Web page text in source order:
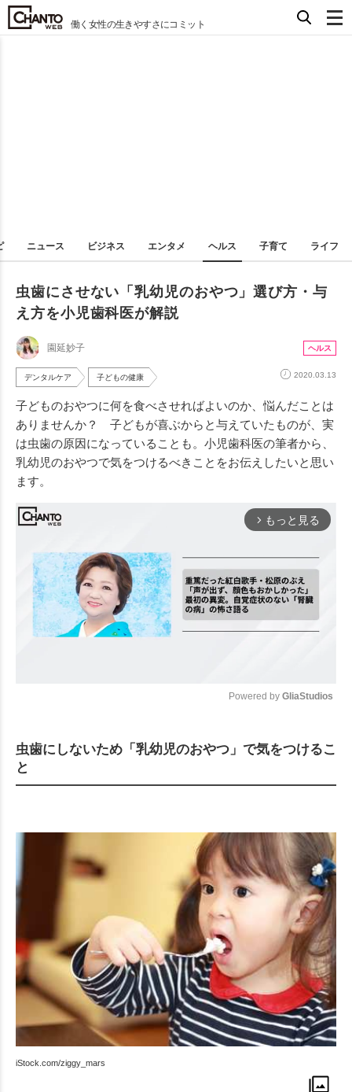
働く女性の生きやすさにコミット
ニュース ビジネス エンタメ ヘルス 子育て ライフ
虫歯にさせない「乳幼児のおやつ」選び方・与
え方を小児歯科医が解説
園延妙子 ヘルス
デンタルケア 子どもの健康 2020.03.13
子どものおやつに何を食べさせればよいのか、悩んだことは
ありませんか？ 子どもが喜ぶからと与えていたものが、実
は虫歯の原因になっていることも。小児歯科医の筆者から、
乳幼児のおやつで気をつけるべきことをお伝えしたいと思い
ます。
arrow_forward_ios もっと見る
Powered by GliaStudios
虫歯にしないため「乳幼児のおやつ」で気をつけるこ
と
iStock.com/ziggy_mars